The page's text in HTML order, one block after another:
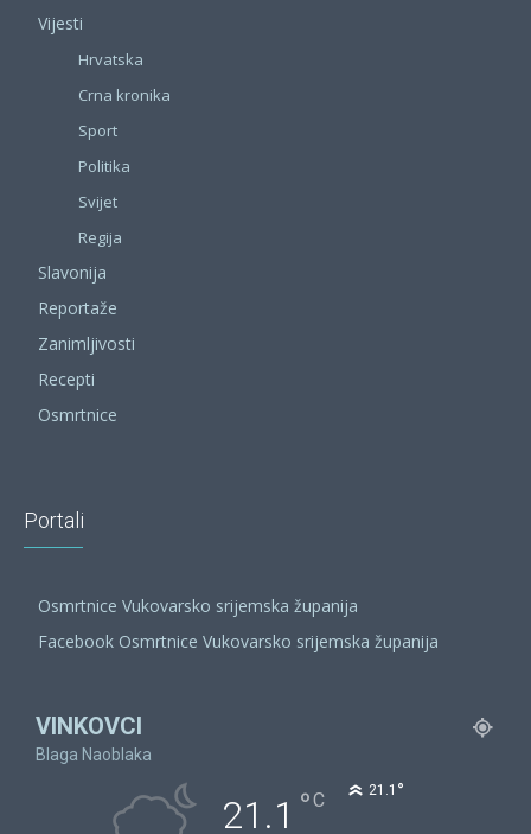
Vijesti
Hrvatska
Crna kronika
Sport
Politika
Svijet
Regija
Slavonija
Reportaže
Zanimljivosti
Recepti
Osmrtnice
Portali
Osmrtnice Vukovarsko srijemska županija
Facebook Osmrtnice Vukovarsko srijemska županija
VINKOVCI
Blaga Naoblaka
21.1 °C 21.1 °